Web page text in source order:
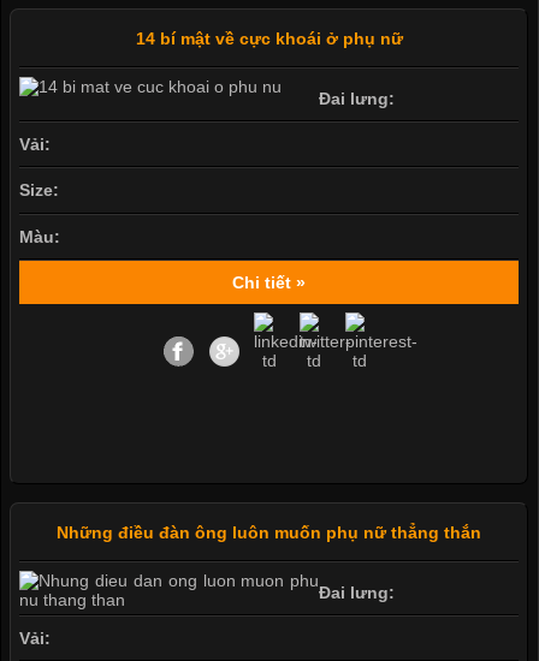
14 bí mật về cực khoái ở phụ nữ
Đai lưng:
Vải:
Size:
Màu:
Chi tiết »
Những điều đàn ông luôn muốn phụ nữ thẳng thắn
Đai lưng:
Vải: